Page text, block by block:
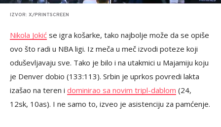
IZVOR: X/PRINTSCREEN
Nikola Jokić se igra košarke, tako najbolje može da se opiše
ovo što radi u NBA ligi. Iz meča u meč izvodi poteze koji
oduševljavaju sve. Tako je bilo i na utakmici u Majamiju koju
je Denver dobio (133:113). Srbin je uprkos povredi lakta
izašao na teren i dominirao sa novim tripl-dablom (24,
12sk, 10as). I ne samo to, izveo je asistenciju za pamćenje.